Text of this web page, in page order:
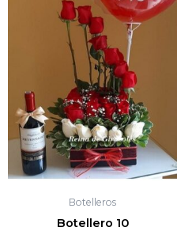
Botelleros
Botellero 10